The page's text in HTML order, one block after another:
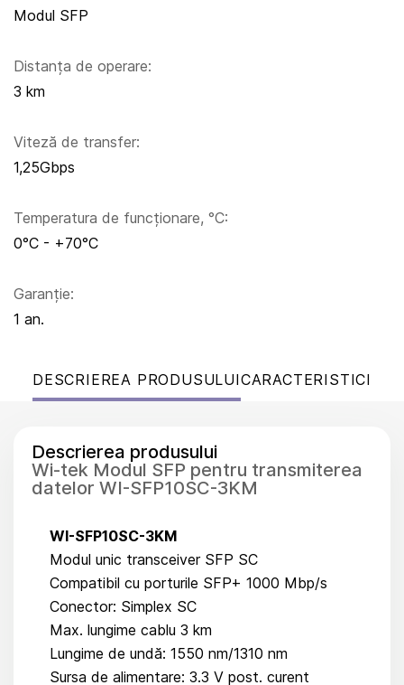
Modul SFP
Distanța de operare:
3 km
Viteză de transfer:
1,25Gbps
Temperatura de funcționare, °C:
0°C - +70°C
Garanție:
1 an.
DESCRIEREA PRODUSULUICARACTERISTICI
Descrierea produsului
Wi-tek Modul SFP pentru transmiterea
datelor WI-SFP10SC-3KM
WI-SFP10SC-3KM
Modul unic transceiver SFP SC
Compatibil cu porturile SFP+ 1000 Mbp/s
Conector: Simplex SC
Max. lungime cablu 3 km
Lungime de undă: 1550 nm/1310 nm
Sursa de alimentare: 3.3 V post. curent